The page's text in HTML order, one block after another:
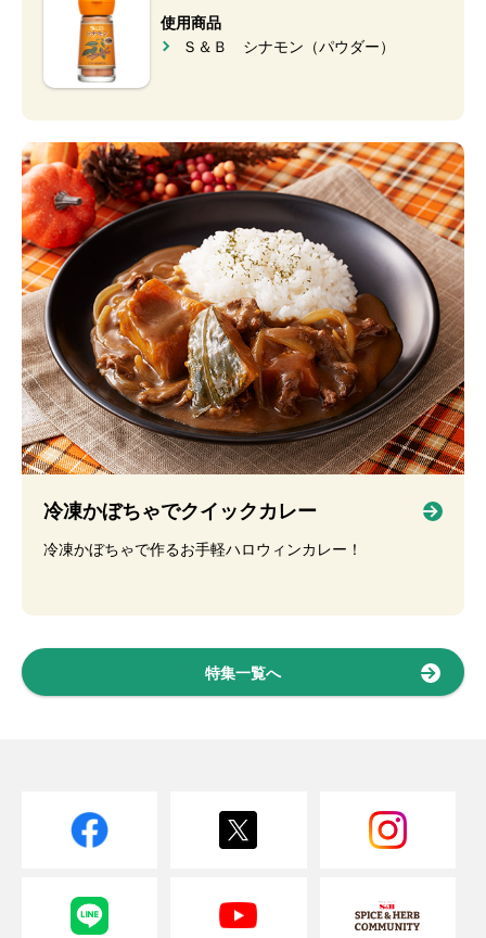
使用商品
Ｓ＆Ｂ シナモン（パウダー）
冷凍かぼちゃでクイックカレー
冷凍かぼちゃで作るお手軽ハロウィンカレー！
特集一覧へ